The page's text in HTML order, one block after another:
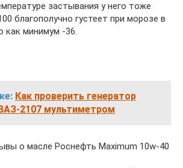
застывания у него тоже
благополучно густеет при морозе в
как минимум -36.
Как проверить генератор
2107 мультиметром
о масле Роснефть Maximum 10w-40